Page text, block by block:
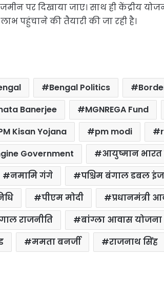
पर दिखाया जाए। साथ ही केंद्रीय
पहुंचाने की तैयारी की जा रही है।
Bengal Politics
Banerjee MGNREGA Fund
Kisan Yojana pm modi
Government
आयुष्मान भारत
नमामि गंगे
पश्चिम बंगाल डबल
पीएम मोदी
प्रधानमंत्री
राजनीति बांग्ला आवास योजना
ममता बनर्जी राजनाथ सिंह